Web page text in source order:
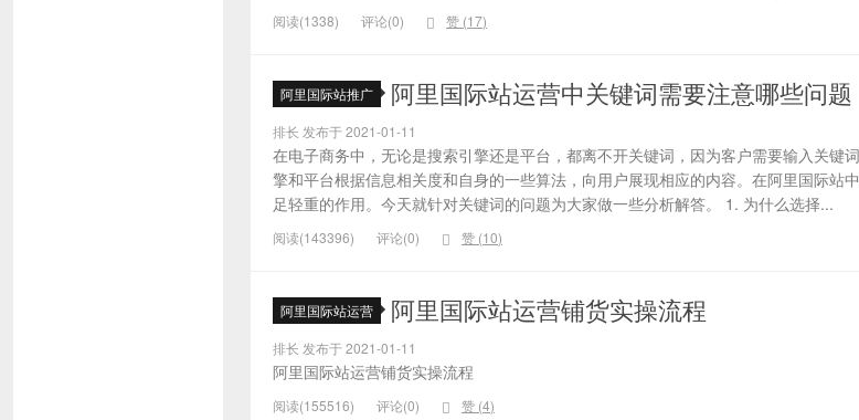
阅读(1338) 评论(0) 赞 (17)
阿里国际站推广 阿里国际站运营中关键词需要注意哪些问题
排长 发布于 2021-01-11
在电子商务中，无论是搜索引擎还是平台，都离不开关键词，因为客户需要输入关键
擎和平台根据信息相关度和自身的一些算法，向用户展现相应的内容。在阿里国际站
足轻重的作用。今天就针对关键词的问题为大家做一些分析解答。 1. 为什么选择...
阅读(143396) 评论(0) 赞 (10)
阿里国际站运营 阿里国际站运营铺货实操流程
排长 发布于 2021-01-11
阿里国际站运营铺货实操流程
阅读(155516) 评论(0) 赞 (4)